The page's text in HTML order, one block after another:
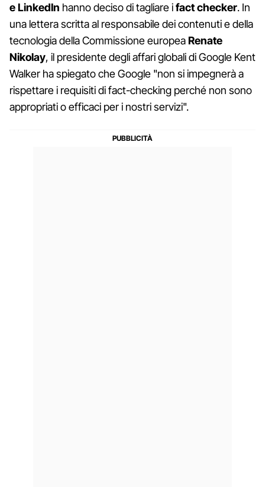
e LinkedIn hanno deciso di tagliare ifact checker. In
una lettera scritta al responsabile dei contenuti e della
tecnologia della Commissione europeaRenate
Nikolay, il presidente degli affari globali di Google Kent
Walker ha spiegato che Google "non si impegnerà a
rispettare i requisiti di fact-checking perché non sono
appropriati o efficaci per i nostri servizi".